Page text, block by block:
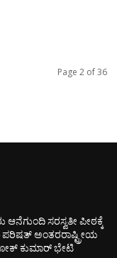
Page 2 of 36
ಆನೆಗುಂದಿ ಸರಸ್ವತೀ ಪೀಠಕ್ಕೆ
ಪರಿಷತ್ ಅಂತರರಾಷ್ಟ್ರೀಯ
ಕುಮಾರ್ ಭೇಟಿ